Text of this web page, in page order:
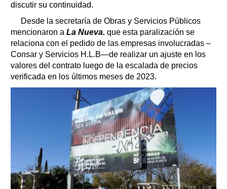
discutir su continuidad.
Desde la secretaría de Obras y Servicios Públicos
mencionaron a La Nueva. que esta paralización se
relaciona con el pedido de las empresas involucradas –
Consar y Servicios H.L.B—de realizar un ajuste en los
valores del contrato luego de la escalada de precios
verificada en los últimos meses de 2023.